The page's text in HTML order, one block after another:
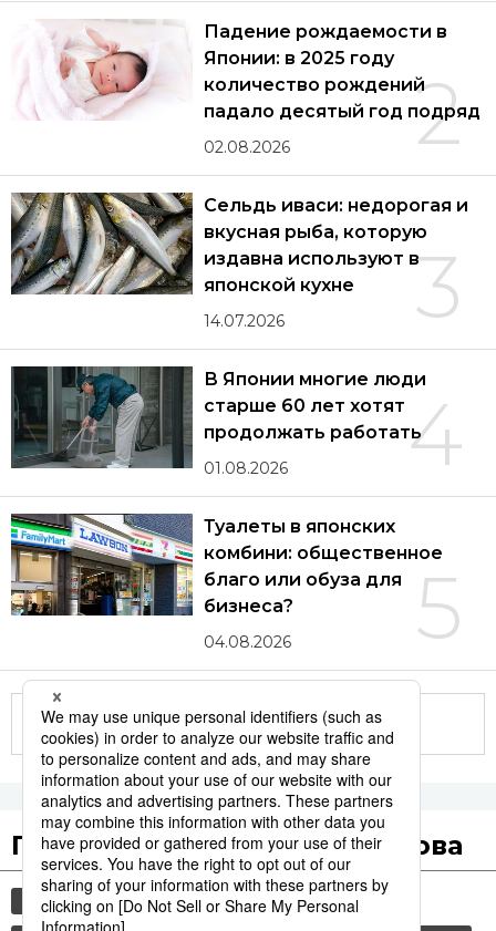
2
Падение рождаемости в
Японии: в 2025 году
количество рождений
падало десятый год подряд
02.08.2026
3
Сельдь иваси: недорогая и
вкусная рыба, которую
издавна используют в
японской кухне
14.07.2026
4
В Японии многие люди
старше 60 лет хотят
продолжать работать
01.08.2026
5
Туалеты в японских
комбини: общественное
благо или обуза для
бизнеса?
04.08.2026
Другие статьи по теме
Популярные поисковые слова
общество история
технологии